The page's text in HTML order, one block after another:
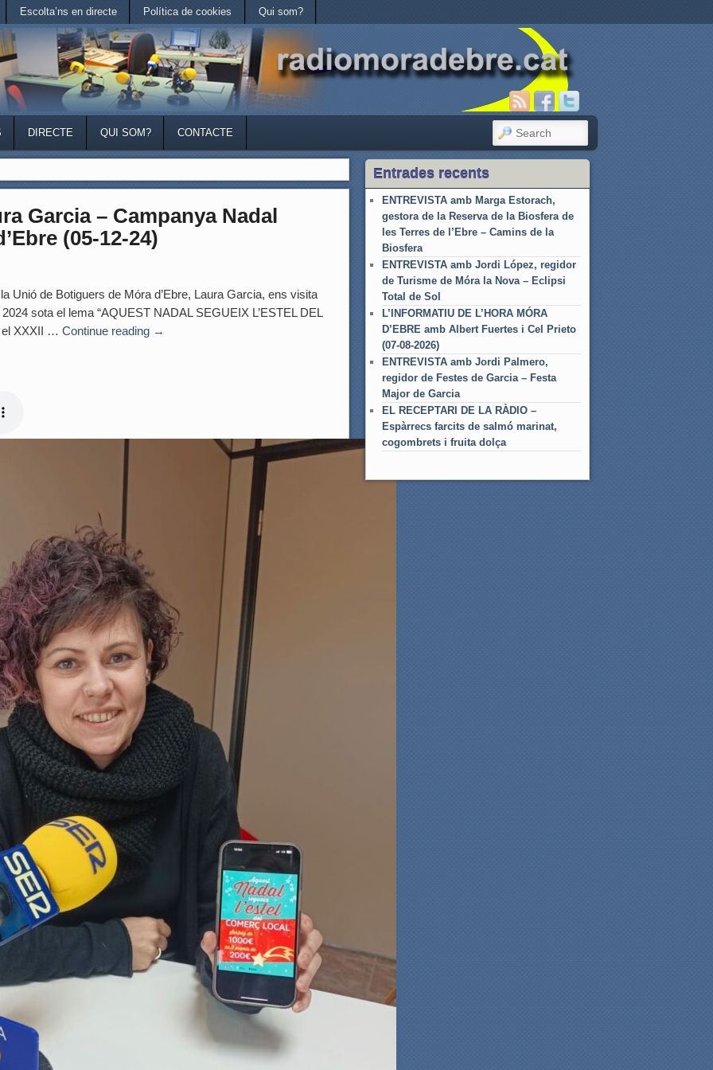
Escolta’ns en directe Política de cookies Qui som?
DIRECTE QUI SOM? CONTACTE SEARCH
Garcia – Campanya Nadal
(05-12-24)
Unió de Botiguers de Móra d’Ebre, Laura Garcia, ens visita
sota el lema “AQUEST NADAL SEGUEIX L’ESTEL DEL
el XXXII … Continue reading →
Entrades recents
ENTREVISTA amb Marga Estorach,
gestora de la Reserva de la Biosfera de
les Terres de l’Ebre – Camins de la
Biosfera
ENTREVISTA amb Jordi López, regidor
de Turisme de Móra la Nova – Eclipsi
Total de Sol
L’INFORMATIU DE L’HORA MÓRA
D’EBRE amb Albert Fuertes i Cel Prieto
(07-08-2026)
ENTREVISTA amb Jordi Palmero,
regidor de Festes de Garcia – Festa
Major de Garcia
EL RECEPTARI DE LA RÀDIO –
Espàrrecs farcits de salmó marinat,
cogombrets i fruita dolça